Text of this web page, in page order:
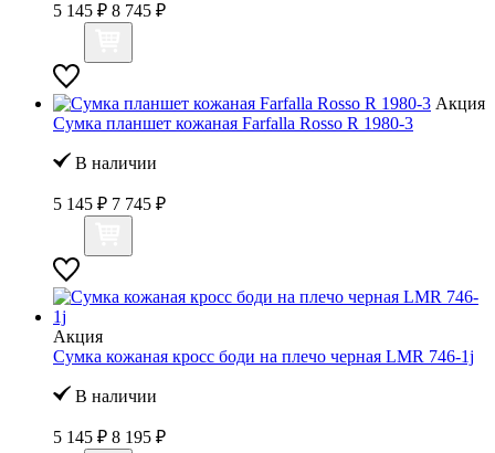
5 145 ₽ 8 745 ₽
Акция
Сумка планшет кожаная Farfalla Rosso R 1980-3
В наличии
5 145 ₽ 7 745 ₽
Акция
Сумка кожаная кросс боди на плечо черная LMR 746-1j
В наличии
5 145 ₽ 8 195 ₽